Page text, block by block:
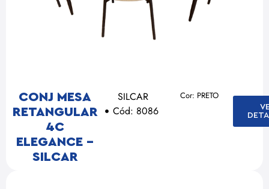
CONJ MESA
RETANGULAR
4C
ELEGANCE –
SILCAR
SILCAR
Cód: 8086
Cor: PRETO